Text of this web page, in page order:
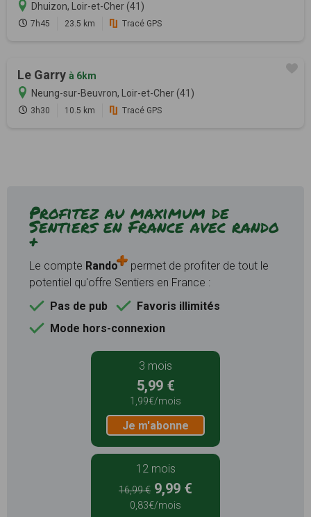
Dhuizon, Loir-et-Cher (41)
7h45 23.5 km Tracé GPS
Le Garry à 6km
Neung-sur-Beuvron, Loir-et-Cher (41)
3h30 10.5 km Tracé GPS
Profitez au maximum de
Sentiers en France avec rando
+
Le compte Rando
permet de profiter de tout le
potentiel qu'offre Sentiers en France :
Pas de pub
Favoris illimités
Mode hors-connexion
3 mois
5,99 €
1,99€/mois
Je m'abonne
12 mois
16,99 € 9,99 €
0,83€/mois